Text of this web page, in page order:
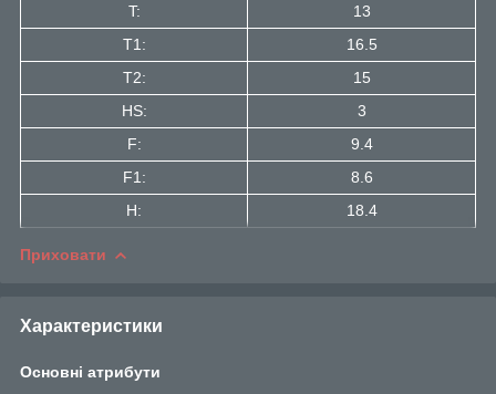
T:
13
T1:
16.5
Т2:
15
HS:
3
F:
9.4
F1:
8.6
H:
18.4
Приховати
Характеристики
Основні атрибути